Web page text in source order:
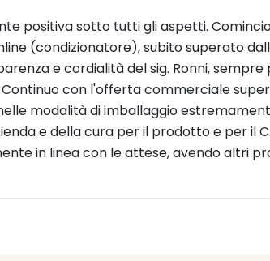
positiva sotto tutti gli aspetti.
(condizionatore), subito superato
e cordialità del sig. Ronni,
con l'offerta commerciale
modalità di imballaggio
e della cura per il prodotto e per il
in linea con le attese, avendo altri